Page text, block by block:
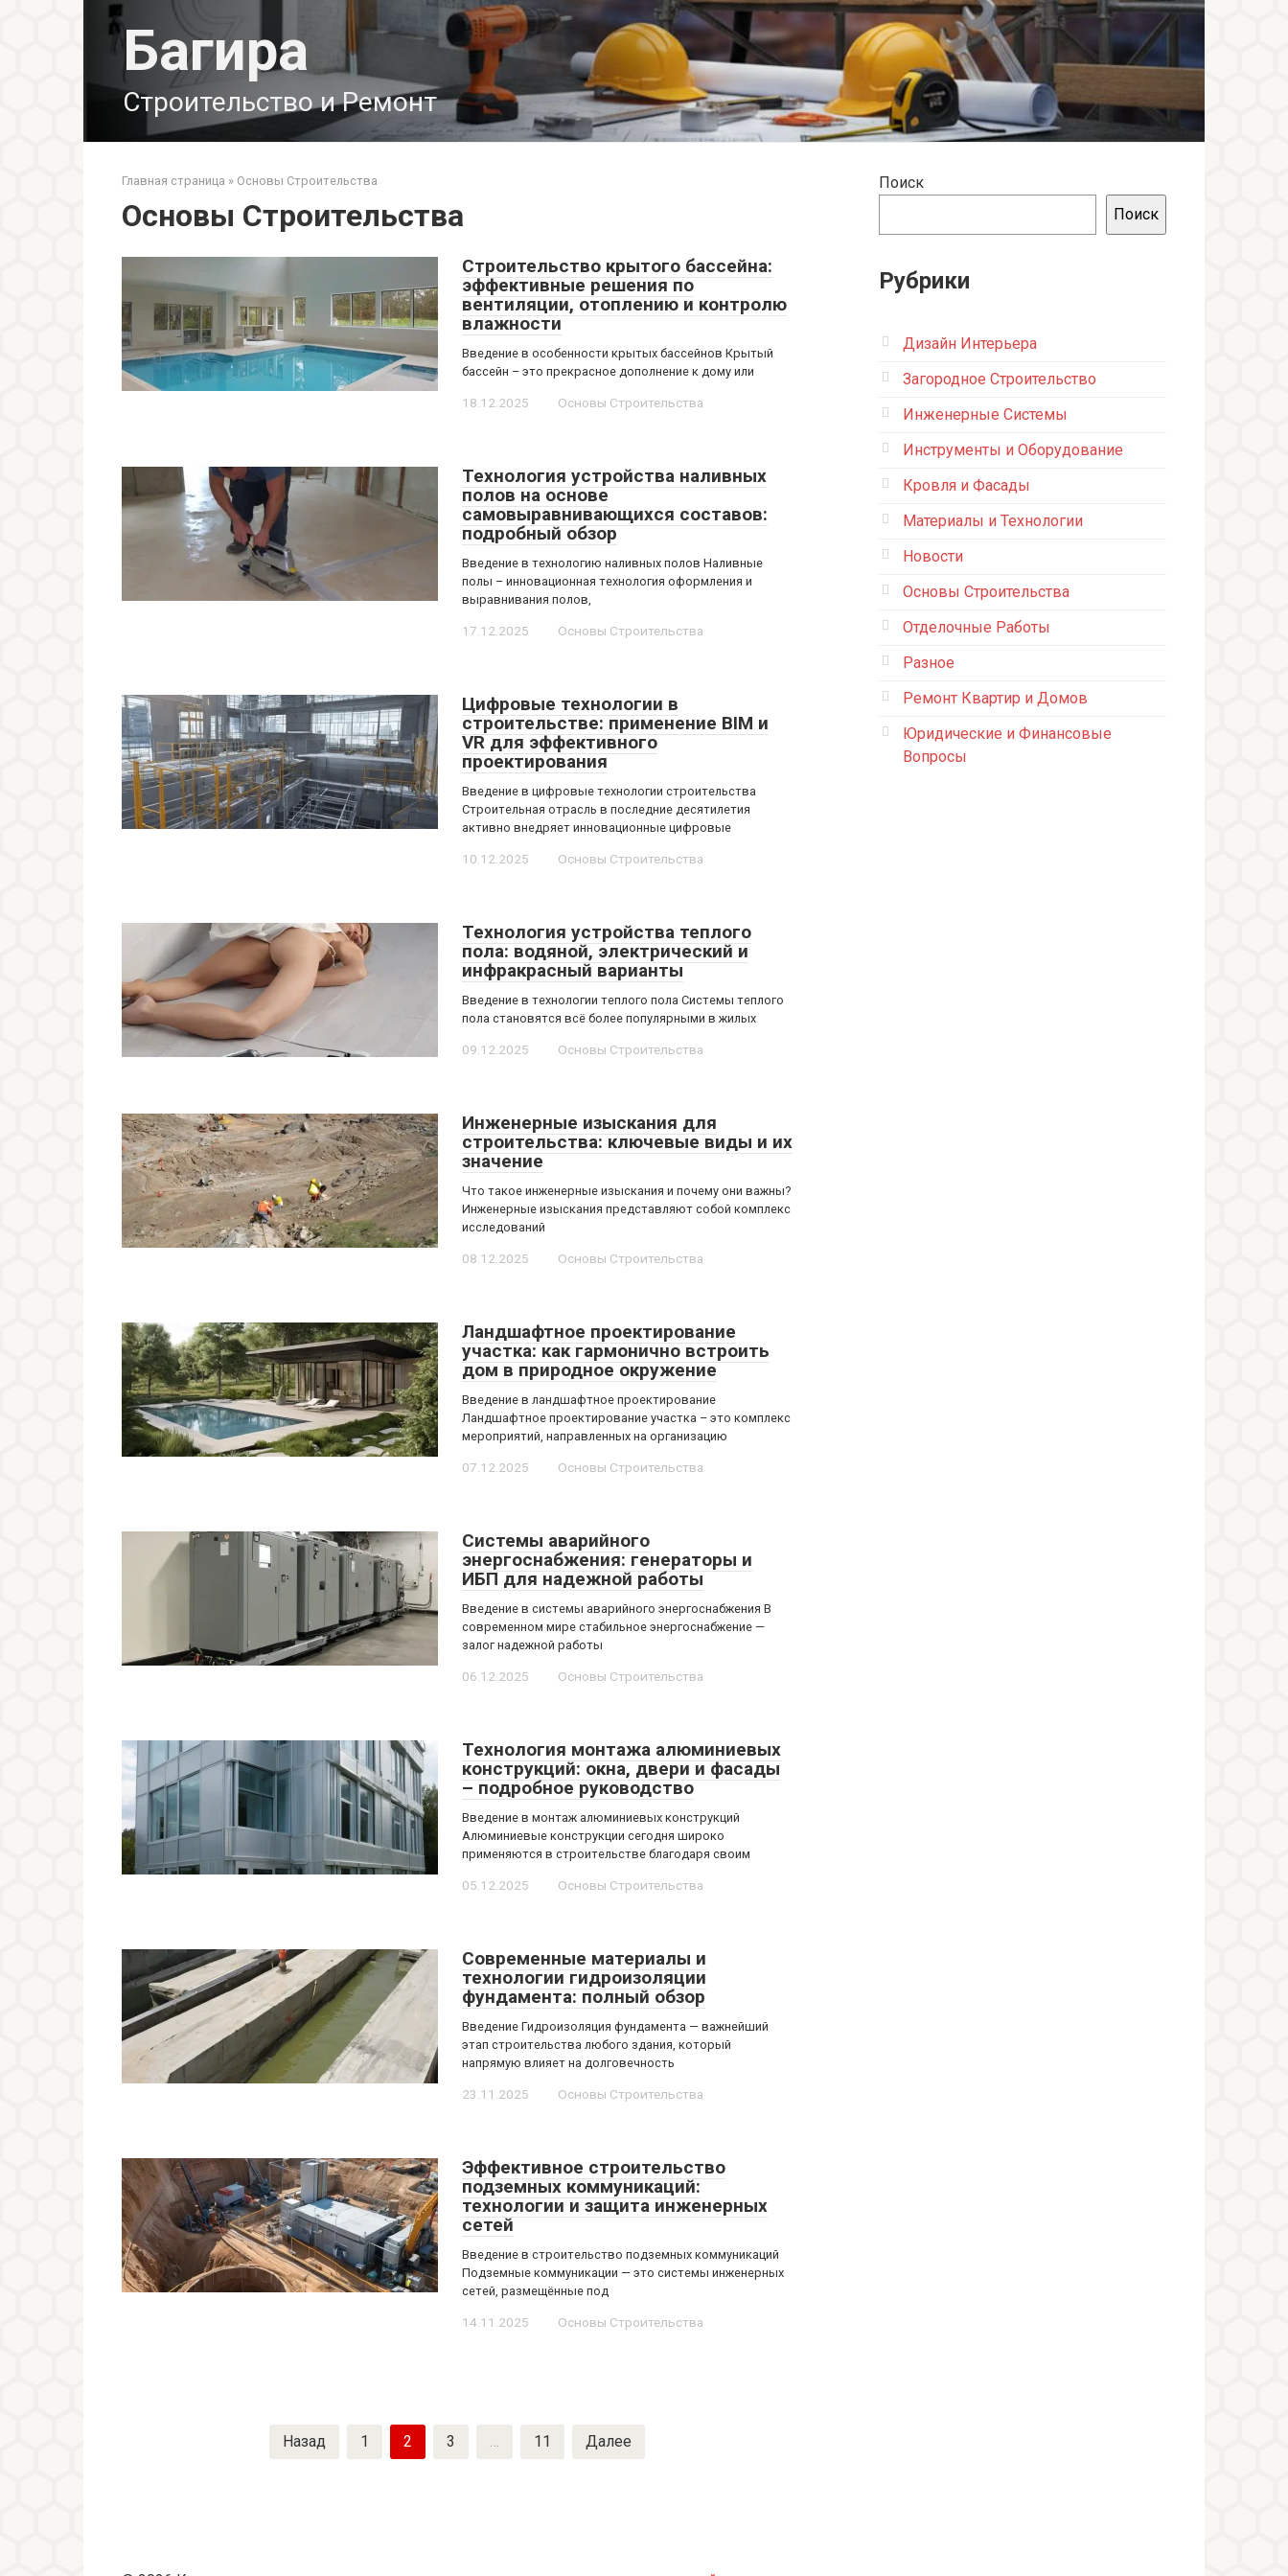
Багира
Строительство и Ремонт
Главная страница » Основы Строительства
Основы Строительства
Строительство крытого бассейна:
эффективные решения по
вентиляции, отоплению и контролю
влажности
Введение в особенности крытых бассейнов Крытый
бассейн – это прекрасное дополнение к дому или
18.12.2025 Основы Строительства
Технология устройства наливных
полов на основе
самовыравнивающихся составов:
подробный обзор
Введение в технологию наливных полов Наливные
полы – инновационная технология оформления и
выравнивания полов,
17.12.2025 Основы Строительства
Цифровые технологии в
строительстве: применение BIM и
VR для эффективного
проектирования
Введение в цифровые технологии строительства
Строительная отрасль в последние десятилетия
активно внедряет инновационные цифровые
10.12.2025 Основы Строительства
Технология устройства теплого
пола: водяной, электрический и
инфракрасный варианты
Введение в технологии теплого пола Системы теплого
пола становятся всё более популярными в жилых
09.12.2025 Основы Строительства
Инженерные изыскания для
строительства: ключевые виды и их
значение
Что такое инженерные изыскания и почему они важны?
Инженерные изыскания представляют собой комплекс
исследований
08.12.2025 Основы Строительства
Ландшафтное проектирование
участка: как гармонично встроить
дом в природное окружение
Введение в ландшафтное проектирование
Ландшафтное проектирование участка – это комплекс
мероприятий, направленных на организацию
07.12.2025 Основы Строительства
Системы аварийного
энергоснабжения: генераторы и
ИБП для надежной работы
Введение в системы аварийного энергоснабжения В
современном мире стабильное энергоснабжение —
залог надежной работы
06.12.2025 Основы Строительства
Технология монтажа алюминиевых
конструкций: окна, двери и фасады
– подробное руководство
Введение в монтаж алюминиевых конструкций
Алюминиевые конструкции сегодня широко
применяются в строительстве благодаря своим
05.12.2025 Основы Строительства
Современные материалы и
технологии гидроизоляции
фундамента: полный обзор
Введение Гидроизоляция фундамента — важнейший
этап строительства любого здания, который
напрямую влияет на долговечность
23.11.2025 Основы Строительства
Эффективное строительство
подземных коммуникаций:
технологии и защита инженерных
сетей
Введение в строительство подземных коммуникаций
Подземные коммуникации — это системы инженерных
сетей, размещённые под
14.11.2025 Основы Строительства
Назад 1 2 3 … 11 Далее
Поиск
Поиск
Рубрики
Дизайн Интерьера
Загородное Строительство
Инженерные Системы
Инструменты и Оборудование
Кровля и Фасады
Материалы и Технологии
Новости
Основы Строительства
Отделочные Работы
Разное
Ремонт Квартир и Домов
Юридические и Финансовые
Вопросы